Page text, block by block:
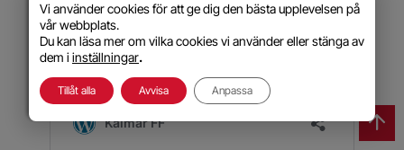
Vi använder cookies för att ge dig den bästa upplevelsen på
vår webbplats.
Du kan läsa mer om vilka cookies vi använder eller stänga av
dem i inställningar.
Tillåt alla Avvisa Anpassa